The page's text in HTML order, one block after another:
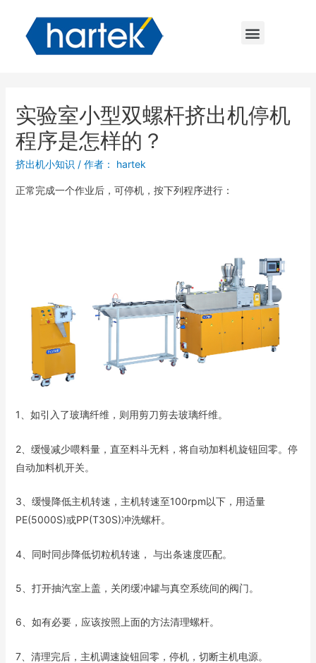
实验室小型双螺杆挤出机停机
程序是怎样的？
挤出机小知识 / 作者： hartek
正常完成一个作业后，可停机，按下列程序进行：
1、如引入了玻璃纤维，则用剪刀剪去玻璃纤维。
2、缓慢减少喂料量，直至料斗无料，将自动加料机旋钮回零。停
自动加料机开关。
3、缓慢降低主机转速，主机转速至100rpm以下，用适量
PE(5000S)或PP(T30S)冲洗螺杆。
4、同时同步降低切粒机转速， 与出条速度匹配。
5、打开抽汽室上盖，关闭缓冲罐与真空系统间的阀门。
6、如有必要，应该按照上面的方法清理螺杆。
7、清理完后，主机调速旋钮回零，停机，切断主机电源。